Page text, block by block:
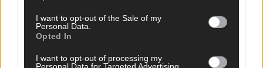
I want to opt-out of the Sale of my
Personal Data.
Opted In
I want to opt-out of processing my
SCHNELL ZUM RESSORT
Nachrichten